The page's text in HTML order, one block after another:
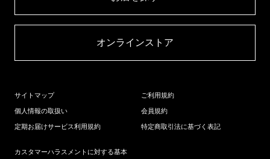
オンラインストア​
サイトマップ
個人情報の取扱い
定期お届けサービス利用規約
ご利用規約
会員規約
特定商取引法に基づく表記
カスタマーハラスメントに対する基本